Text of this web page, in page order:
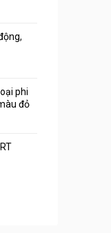
phi
đỏ